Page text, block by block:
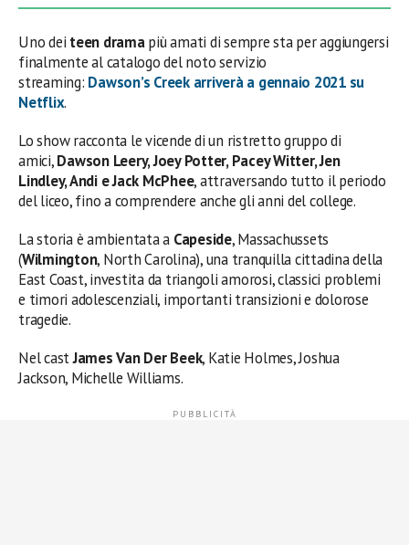
Uno dei teen dramapiù amati di sempre sta per aggiungersi
finalmente al catalogo del noto servizio
streaming: Dawson’s Creek arriverà a gennaio 2021 su
Netflix.
Lo show racconta le vicende di un ristretto gruppo di
amici,Dawson Leery, Joey Potter, Pacey Witter, Jen
Lindley, Andi e Jack McPhee, attraversando tutto il periodo
del liceo, fino a comprendere anche gli anni del college.
La storia è ambientata a Capeside, Massachussets
(Wilmington, North Carolina), una tranquilla cittadina della
East Coast, investita da triangoli amorosi, classici problemi
e timori adolescenziali, importanti transizioni e dolorose
tragedie.
Nel castJames Van Der Beek, Katie Holmes, Joshua
Jackson, Michelle Williams.